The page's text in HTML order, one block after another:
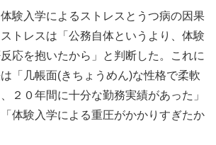
験入学によるストレスとうつ病の因果
トレスは「公務自体というより、体験
応を抱いたから」と判断した。これに
「几帳面(きちょうめん)な性格で柔軟
２０年間に十分な勤務実績があった」
体験入学による重圧がかかりすぎたか